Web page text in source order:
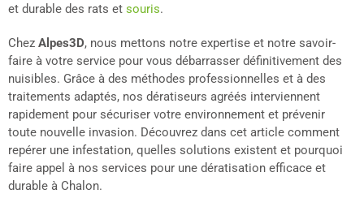
et durable des rats et souris.
Chez Alpes3D, nous mettons notre expertise et notre savoir-
faire à votre service pour vous débarrasser définitivement des
nuisibles. Grâce à des méthodes professionnelles et à des
traitements adaptés, nos dératiseurs agréés interviennent
rapidement pour sécuriser votre environnement et prévenir
toute nouvelle invasion. Découvrez dans cet article comment
repérer une infestation, quelles solutions existent et pourquoi
faire appel à nos services pour une dératisation efficace et
durable à Chalon.